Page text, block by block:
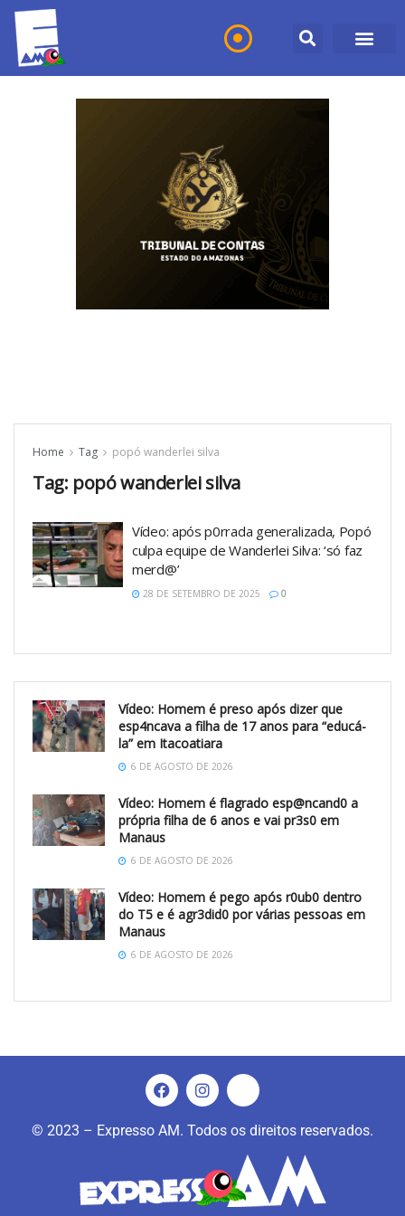
Home Tag popó wanderlei silva
Tag: popó wanderlei silva
Vídeo: após p0rrada generalizada, Popó
culpa equipe de Wanderlei Silva: ‘só faz
merd@’
28 DE SETEMBRO DE 2025 0
Vídeo: Homem é preso após dizer que
esp4ncava a filha de 17 anos para “educá-
la” em Itacoatiara
6 DE AGOSTO DE 2026
Vídeo: Homem é flagrado esp@ncand0 a
própria filha de 6 anos e vai pr3s0 em
Manaus
6 DE AGOSTO DE 2026
Vídeo: Homem é pego após r0ub0 dentro
do T5 e é agr3did0 por várias pessoas em
Manaus
6 DE AGOSTO DE 2026
© 2023 – Expresso AM. Todos os direitos reservados.